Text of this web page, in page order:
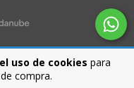
uso de cookies para
compra.